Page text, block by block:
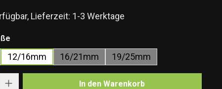
Lieferzeit: 1-3 Werktage
auswählen
12/16mm 16/21mm 19/25mm
In den Warenkorb